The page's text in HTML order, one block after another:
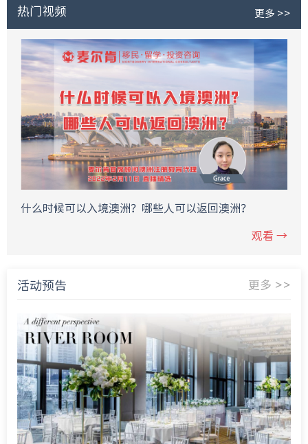
热门视频 更多 >>
什么时候可以入境澳洲？哪些人可以返回澳洲？
观看 →
活动预告 更多 >>